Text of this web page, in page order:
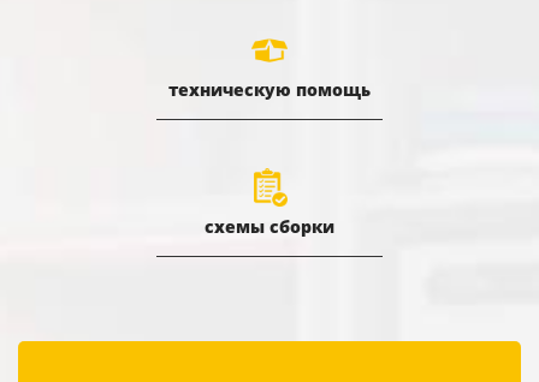
техническую помощь
схемы сборки